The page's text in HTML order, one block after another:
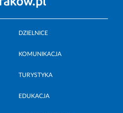
DZIELNICE
KOMUNIKACJA
TURYSTYKA
EDUKACJA